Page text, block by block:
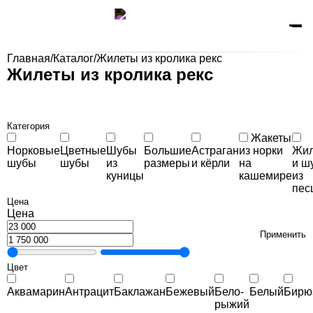
Главная/Каталог/Жилеты из кролика рекс
Жилеты из кролика рекс
Категория
Норковые
шубы
Цветные
шубы
Шубы
из
куницы
Большие
размеры
Астраган
и кёрли
Жакеты
из норки
на
кашемире
и
из
Цена
Цена
Применить
Цвет
АквамаринАнтрацитБаклажанБежевыйБело-
рыжий
Белый